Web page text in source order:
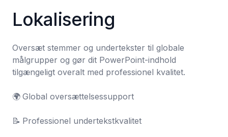
Lokalisering
Oversæt stemmer og undertekster til globale
målgrupper og gør dit PowerPoint-indhold
tilgængeligt overalt med professionel kvalitet.
🌍	Global oversættelsessupport
📝	Professionel undertekstkvalitet